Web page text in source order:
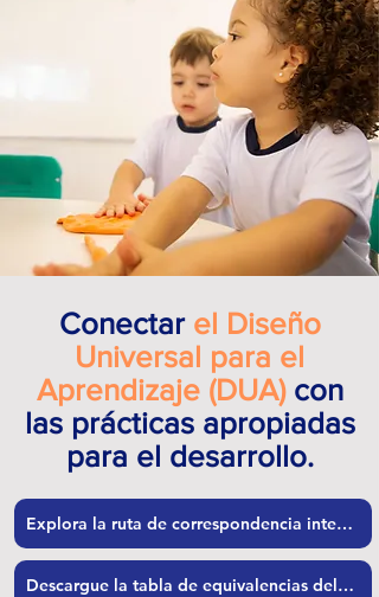
Conectar el Diseño
Universal para el
Aprendizaje (DUA)con
las prácticas apropiadas
para el desarrollo.
Explora la ruta de correspondencia interactiva del UDL para la educación infantil temprana.
Descargue la tabla de equivalencias del UDL de ECE (PDF).